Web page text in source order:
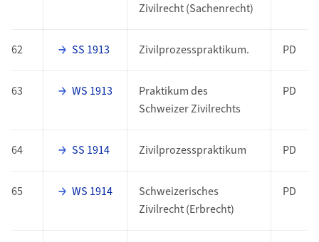
Zivilrecht (Sachenrecht)
62 SS 1913 Zivilprozesspraktikum. PD
63 WS 1913
Praktikum des
Schweizer Zivilrechts
PD
64 SS 1914 Zivilprozesspraktikum PD
65 WS 1914
Schweizerisches
Zivilrecht (Erbrecht)
PD